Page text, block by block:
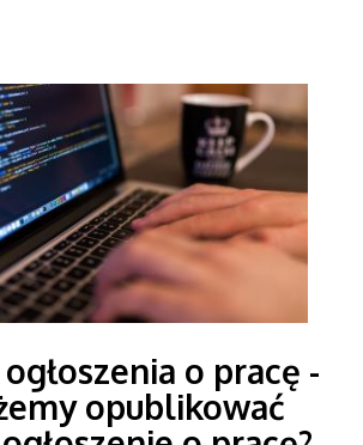
o pracę -
opublikować